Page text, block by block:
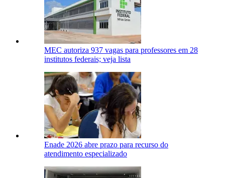
MEC autoriza 937 vagas para professores em 28
institutos federais; veja lista
Enade 2026 abre prazo para recurso do
atendimento especializado